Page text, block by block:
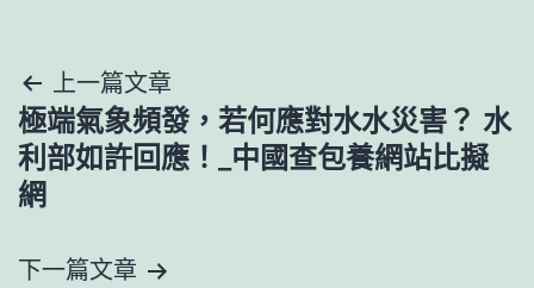
文
章
導
覽
上一篇文章
極端氣象頻發，若何應對水水災害？ 水
利部如許回應！_中國查包養網站比擬
網
下一篇文章